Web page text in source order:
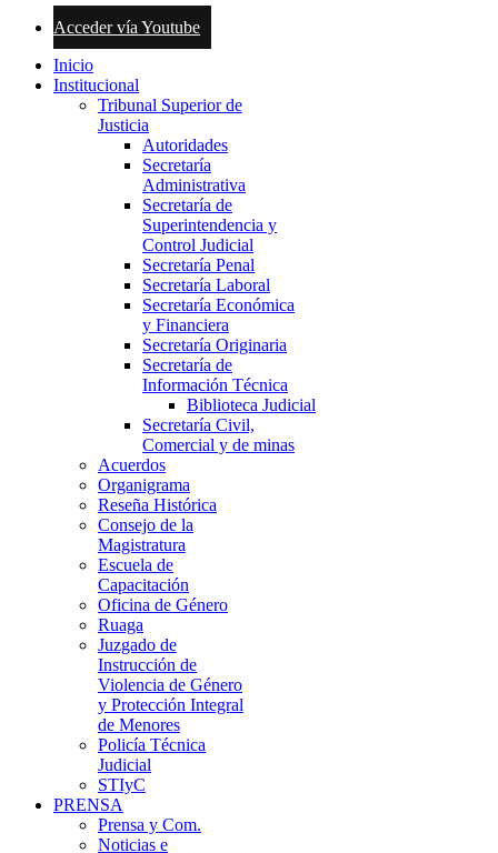
Acceder vía Youtube
Inicio
Institucional
Tribunal Superior de
Justicia
Autoridades
Secretaría
Administrativa
Secretaría de
Superintendencia y
Control Judicial
Secretaría Penal
Secretaría Laboral
Secretaría Económica
y Financiera
Secretaría Originaria
Secretaría de
Información Técnica
Biblioteca Judicial
Secretaría Civil,
Comercial y de minas
Acuerdos
Organigrama
Reseña Histórica
Consejo de la
Magistratura
Escuela de
Capacitación
Oficina de Género
Ruaga
Juzgado de
Instrucción de
Violencia de Género
y Protección Integral
de Menores
Policía Técnica
Judicial
STIyC
PRENSA
Prensa y Com.
Noticias e